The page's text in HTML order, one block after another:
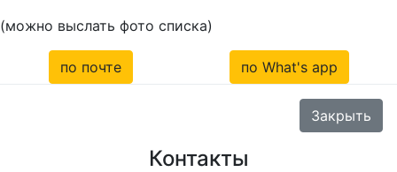
(можно выслать фото списка)
по почте по What's app
Закрыть
Контакты